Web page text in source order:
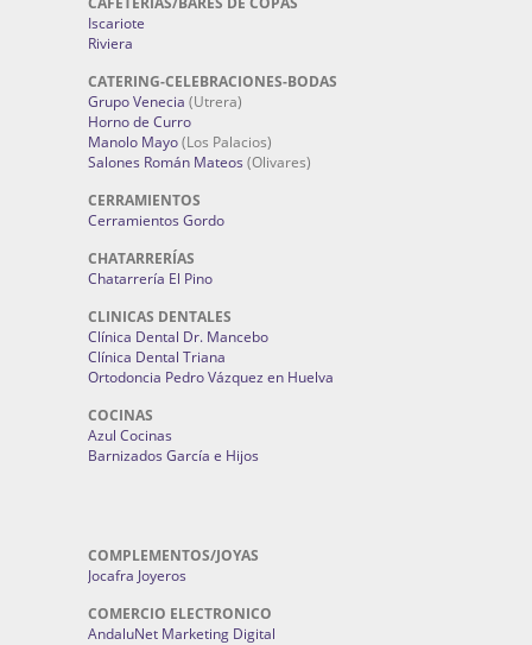
Iscariote
Riviera
CATERING-CELEBRACIONES-BODAS
Grupo Venecia (Utrera)
Horno de Curro
Manolo Mayo(Los Palacios)
Salones Román Mateos (Olivares)
CERRAMIENTOS
Cerramientos Gordo
CHATARRERÍAS
Chatarrería El Pino
CLINICAS DENTALES
Clínica Dental Dr. Mancebo
Clínica Dental Triana
Ortodoncia Pedro Vázquez en Huelva
COCINAS
Azul Cocinas
Barnizados García e Hijos
COMPLEMENTOS/JOYAS
Jocafra Joyeros
COMERCIO ELECTRONICO
AndaluNet Marketing Digital